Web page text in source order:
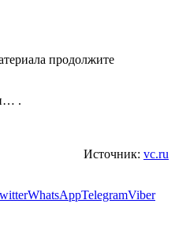
продолжите
.
Источник: vc.ru
WhatsAppTelegramViber